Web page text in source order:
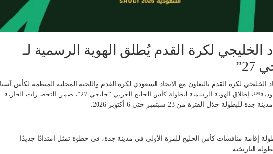
الخليجي لكرة القدم يُطلق الهوية الرسمية لـ
27”
الخليجي لكرة القدم بالتعاون مع الاتحاد السعودي لكرة القدم واللجنة المحلية المنظمة لكأس آسيا
2027 السعودية™️، إطلاق الهوية الرسمية لبطولة كأس الخليج العربي “خليجي 27”، ضمن التحضيرات الجارية
للبطولة خلال الفترة من 23 سبتمبر حتى 6 أكتوبر 2026.
إقامة منافسات كأس الخليج للمرة الأولى في مدينة جدة، في خطوة تمثل امتدادًا جديدًا
التاريخية.